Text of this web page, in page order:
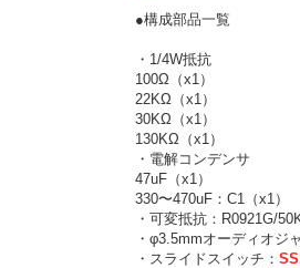
●構成部品一覧
・1/4W抵抗
100Ω（x1）
22KΩ（x1）
30KΩ（x1）
130KΩ（x1）
・電解コンデンサ
47uF（x1）
330〜470uF：C1（x1）
・可変抵抗：R0921G/
・φ3.5mmオーディオジ
・スライドスイッチ：